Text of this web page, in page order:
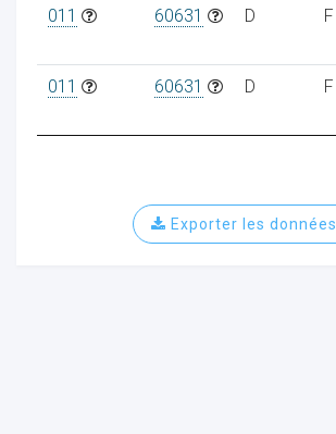
011 60631 D F
011 60631 D F
Exporter les données